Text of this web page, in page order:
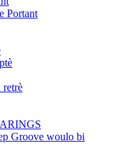
Portant
retrè
Groove woulo bi